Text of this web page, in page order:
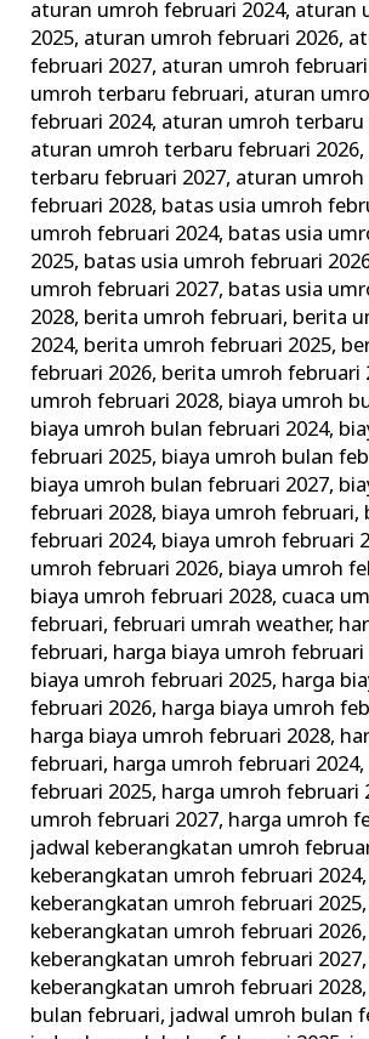
aturan umroh februari 2024, aturan
2025, aturan umroh februari 2026,
februari 2027, aturan umroh
umroh terbaru februari, aturan
februari 2024, aturan umroh terbaru
aturan umroh terbaru februari 2026,
terbaru februari 2027, aturan
februari 2028, batas usia umroh
umroh februari 2024, batas usia
2025, batas usia umroh februari
umroh februari 2027, batas usia
2028, berita umroh februari, berita
2024, berita umroh februari 2025,
februari 2026, berita umroh februari
umroh februari 2028, biaya umroh
biaya umroh bulan februari 2024,
februari 2025, biaya umroh bulan
biaya umroh bulan februari 2027,
februari 2028, biaya umroh februari,
februari 2024, biaya umroh februari
umroh februari 2026, biaya umroh
biaya umroh februari 2028, cuaca
februari,februari umrah weather,
februari, harga biaya umroh februari
biaya umroh februari 2025, harga
februari 2026, harga biaya umroh
harga biaya umroh februari 2028,
februari, harga umroh februari 2024,
februari 2025, harga umroh februari
umroh februari 2027, harga umroh
jadwal keberangkatan umroh
keberangkatan umroh februari 2024,
keberangkatan umroh februari 2025,
keberangkatan umroh februari 2026,
keberangkatan umroh februari 2027,
keberangkatan umroh februari 2028,
bulan februari, jadwal umroh bulan